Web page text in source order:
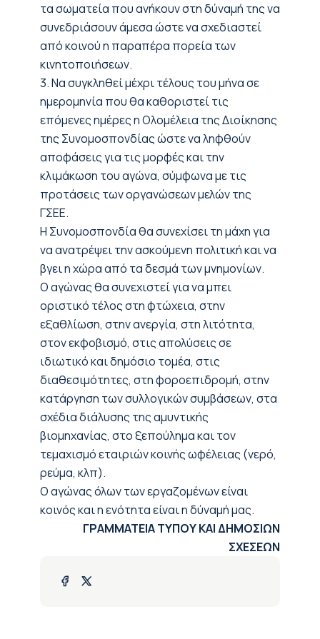
τα σωματεία που ανήκουν στη δύναμή της να
συνεδριάσουν άμεσα ώστε να σχεδιαστεί
από κοινού η παραπέρα πορεία των
κινητοποιήσεων.
3. Να συγκληθεί μέχρι τέλους του μήνα σε
ημερομηνία που θα καθοριστεί τις
επόμενες ημέρες η Ολομέλεια της Διοίκησης
της Συνομοσπονδίας ώστε να ληφθούν
αποφάσεις για τις μορφές και την
κλιμάκωση του αγώνα, σύμφωνα με τις
προτάσεις των οργανώσεων μελών της
ΓΣΕΕ.
Η Συνομοσπονδία θα συνεχίσει τη μάχη για
να ανατρέψει την ασκούμενη πολιτική και να
βγει η χώρα από τα δεσμά των μνημονίων.
Ο αγώνας θα συνεχιστεί για να μπει
οριστικό τέλος στη φτώχεια, στην
εξαθλίωση, στην ανεργία, στη λιτότητα,
στον εκφοβισμό, στις απολύσεις σε
ιδιωτικό και δημόσιο τομέα, στις
διαθεσιμότητες, στη φοροεπιδρομή, στην
κατάργηση των συλλογικών συμβάσεων, στα
σχέδια διάλυσης της αμυντικής
βιομηχανίας, στο ξεπούλημα και τον
τεμαχισμό εταιριών κοινής ωφέλειας (νερό,
ρεύμα, κλπ).
Ο αγώνας όλων των εργαζομένων είναι
κοινός και η ενότητα είναι η δύναμή μας.
ΓΡΑΜΜΑΤΕΙΑ ΤΥΠΟΥ ΚΑΙ ΔΗΜΟΣΙΩΝ
ΣΧΕΣΕΩΝ